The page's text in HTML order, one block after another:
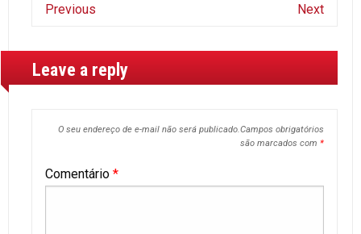
Previous Next
Leave a reply
O seu endereço de e-mail não será publicado.Campos obrigatórios
são marcados com *
Comentário *